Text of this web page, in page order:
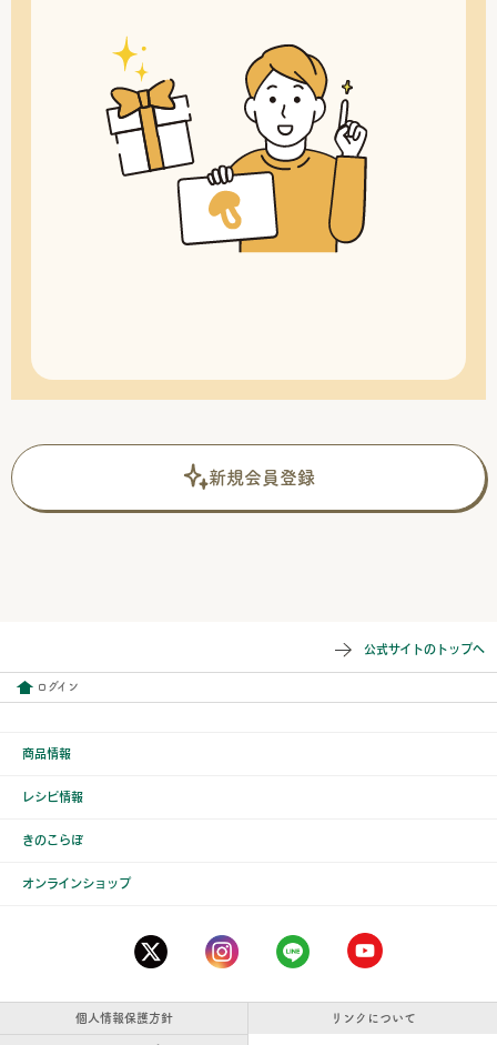
新規会員登録
公式サイトのトップへ
ログイン
商品情報
レシピ情報
きのこらぼ
オンラインショップ
個人情報保護方針 リンクについて